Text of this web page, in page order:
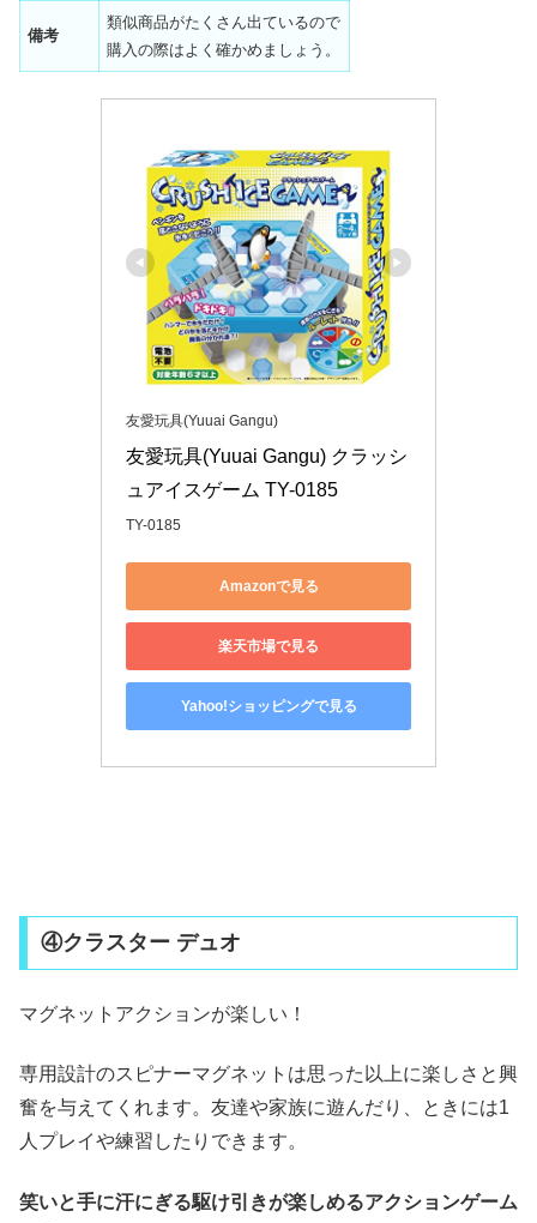
備考
類似商品がたくさん出ているので
購入の際はよく確かめましょう。
友愛玩具(Yuuai Gangu)
友愛玩具(Yuuai Gangu) クラッシ
ュアイスゲーム TY-0185
TY-0185
Amazonで見る
楽天市場で見る
Yahoo!ショッピングで見る
④クラスター デュオ
マグネットアクションが楽しい！
専用設計のスピナーマグネットは思った以上に楽しさと興
奮を与えてくれます。友達や家族に遊んだり、ときには1
人プレイや練習したりできます。
笑いと手に汗にぎる駆け引きが楽しめるアクションゲーム